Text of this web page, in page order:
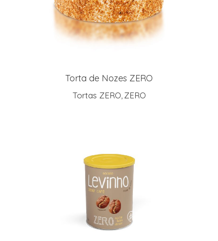
Torta de Nozes ZERO
Tortas ZERO, ZERO
LEIA MAIS